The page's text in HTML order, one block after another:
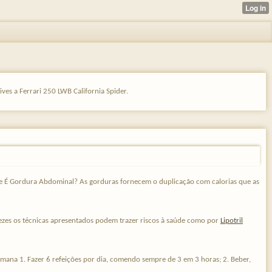
a Ferrari 250 LWB California Spider.
Gordura Abdominal? As gorduras fornecem o duplicação com calorias que as
os técnicas apresentados podem trazer riscos à saúde como por Lipotril
1. Fazer 6 refeições por dia, comendo sempre de 3 em 3 horas; 2. Beber,